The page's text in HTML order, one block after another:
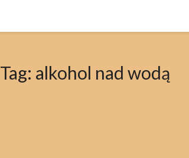
Tag: alkohol nad wodą